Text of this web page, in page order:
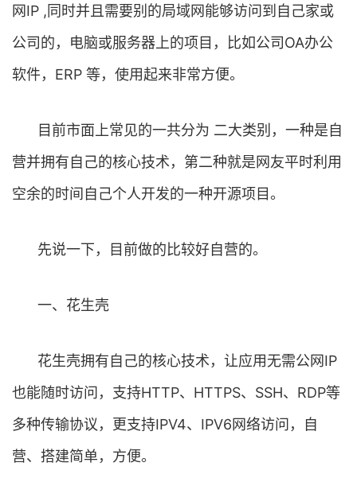
网IP ,同时并且需要别的局域网能够访问到自己家或
公司的，电脑或服务器上的项目，比如公司OA办公
软件，ERP 等，使用起来非常方便。
目前市面上常见的一共分为 二大类别，一种是自
营并拥有自己的核心技术，第二种就是网友平时利用
空余的时间自己个人开发的一种开源项目。
先说一下，目前做的比较好自营的。
一、花生壳
花生壳拥有自己的核心技术，让应用无需公网IP
也能随时访问，支持HTTP、HTTPS、SSH、RDP等
多种传输协议，更支持IPV4、IPV6网络访问，自
营、搭建简单，方便。